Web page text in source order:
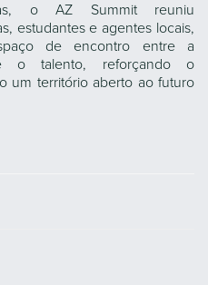
o AZ Summit reuniu
estudantes e agentes locais,
de encontro entre a
o talento, reforçando o
um território aberto ao futuro